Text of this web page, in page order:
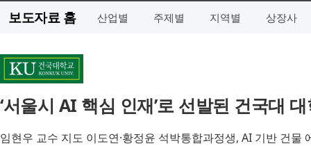
보도자료 홈 산업별 주제별 지역별 상장사
‘서울시 AI 핵심 인재’로 선발된 건국대
임현우 교수 지도 이도연·황정윤 석박통합과정생, AI 기반 건물